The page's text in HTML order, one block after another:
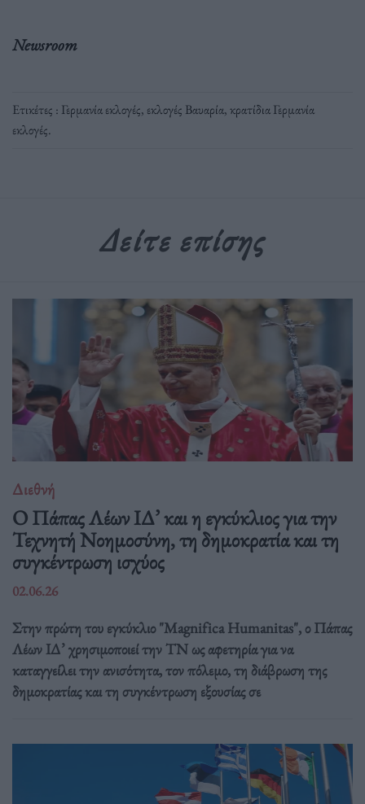
Newsroom
Ετικέτες : Γερμανία εκλογές, εκλογές Βαυαρία,κρατίδια Γερμανία
εκλογές.
Δείτε επίσης
Διεθνή
Ο Πάπας Λέων ΙΔ’ και η εγκύκλιος για την
Τεχνητή Νοημοσύνη, τη δημοκρατία και τη
συγκέντρωση ισχύος
02.06.26
Στην πρώτη του εγκύκλιο "Magnifica Humanitas", ο Πάπας
Λέων ΙΔ’ χρησιμοποιεί την ΤΝ ως αφετηρία για να
καταγγείλει την ανισότητα, τον πόλεμο, τη διάβρωση της
δημοκρατίας και τη συγκέντρωση εξουσίας σε